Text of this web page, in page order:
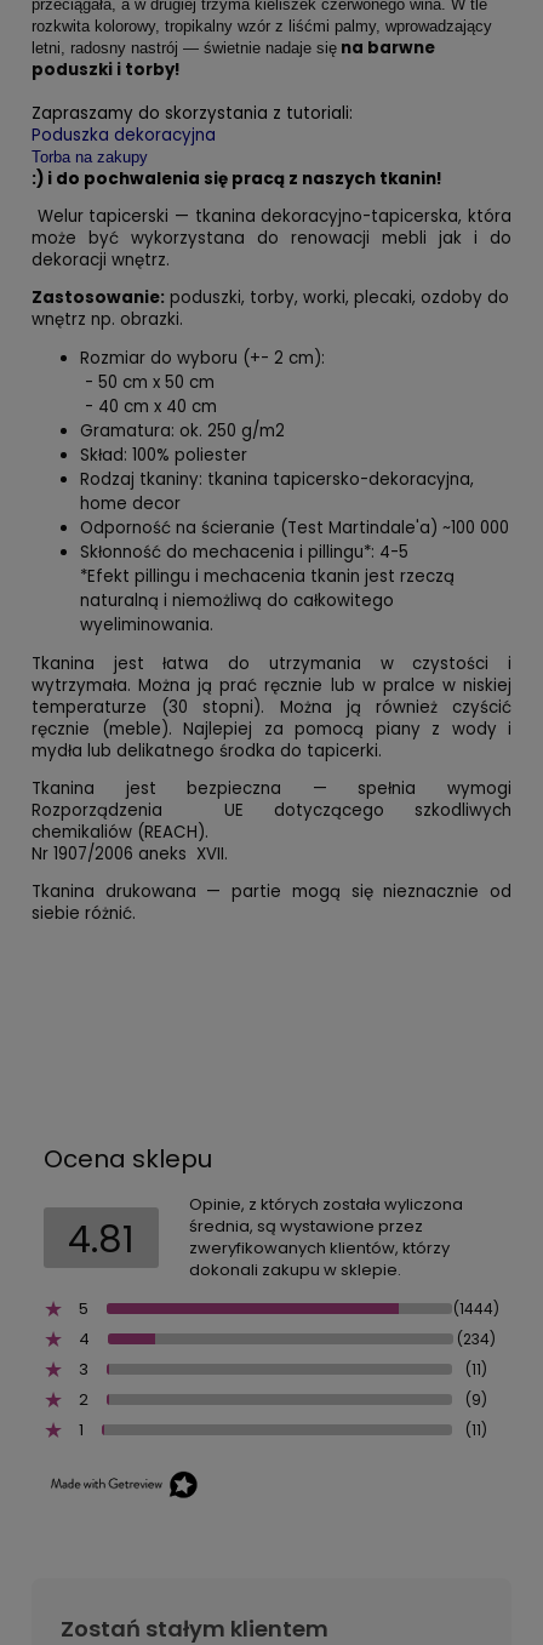
przeciągała, a w drugiej trzyma kieliszek czerwonego wina. W tle
rozkwita kolorowy, tropikalny wzór z liśćmi palmy, wprowadzający
letni, radosny nastrój — świetnie nadaje się na barwne
poduszki i torby!
Zapraszamy do skorzystania z tutoriali:
Poduszka dekoracyjna
Torba na zakupy
:) i do pochwalenia się pracą z naszych tkanin!
Welur tapicerski — tkanina dekoracyjno-tapicerska, która
może być wykorzystana do renowacji mebli jak i do
dekoracji wnętrz.
Zastosowanie: poduszki, torby, worki, plecaki, ozdoby do
wnętrz np. obrazki.
Rozmiar do wyboru (+- 2 cm):
- 50 cm x 50 cm
- 40 cm x 40 cm
Gramatura: ok. 250 g/m2
Skład: 100% poliester
Rodzaj tkaniny: tkanina tapicersko-dekoracyjna,
home decor
Odporność na ścieranie (Test Martindale'a) ~100 000
Skłonność do mechacenia i pillingu*: 4-5
*Efekt pillingu i mechacenia tkanin jest rzeczą
naturalną i niemożliwą do całkowitego
wyeliminowania.
Tkanina jest łatwa do utrzymania w czystości i
wytrzymała. Można ją prać ręcznie lub w pralce w niskiej
temperaturze (30 stopni). Można ją również czyścić
ręcznie (meble). Najlepiej za pomocą piany z wody i
mydła lub delikatnego środka do tapicerki.
Tkanina jest bezpieczna — spełnia wymogi
Rozporządzenia UE dotyczącego szkodliwych
chemikaliów (REACH).
Nr 1907/2006 aneks XVII.
Tkanina drukowana — partie mogą się nieznacznie od
siebie różnić.
Ocena sklepu
4.81
Opinie, z których została wyliczona
średnia, są wystawione przez
zweryfikowanych klientów, którzy
dokonali zakupu w sklepie.
5
(1444)
4 (234)
3 (11)
2 (9)
1 (11)
Zostań stałym klientem